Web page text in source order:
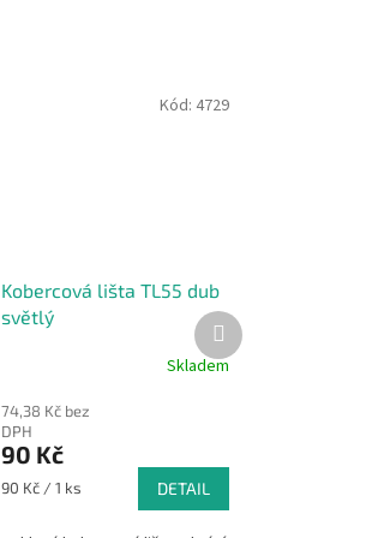
Kobercová lišta TL55 dub
světlý
Skladem
74,38 Kč bez
DPH
90 Kč
Měrná
90 Kč / 1 ks DETAIL
Kód: 4729
Další
produkt